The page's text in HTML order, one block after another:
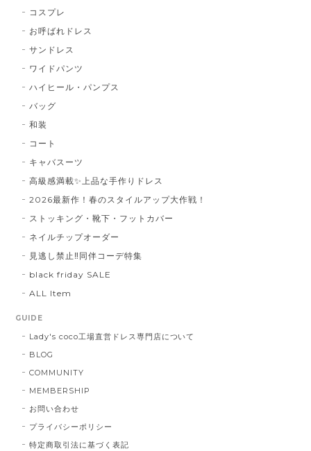
コスプレ
お呼ばれドレス
サンドレス
ワイドパンツ
ハイヒール・パンプス
バッグ
和装
コート
キャバスーツ
高級感満載✨上品な手作りドレス
2026最新作！春のスタイルアップ大作戦！
ストッキング・靴下・フットカバー
ネイルチップオーダー
見逃し禁止‼同伴コーデ特集
black friday SALE
ALL Item
GUIDE
Lady's coco工場直営ドレス専門店について
BLOG
COMMUNITY
MEMBERSHIP
お問い合わせ
プライバシーポリシー
特定商取引法に基づく表記